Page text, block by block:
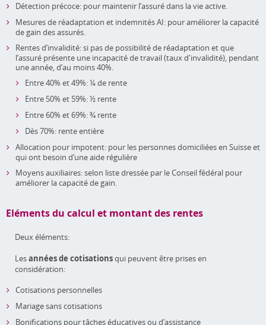
Détection précoce: pour maintenir l’assuré dans la vie active.
Mesures de réadaptation et indemnités AI: pour améliorer la capacité
de gain des assurés.
Rentes d’invalidité: si pas de possibilité de réadaptation et que
l’assuré présente une incapacité de travail (taux d'invalidité), pendant
une année, d’au moins 40%.
Entre 40% et 49%: ¼ de rente
Entre 50% et 59%: ½ rente
Entre 60% et 69%: ¾ rente
Dès 70%: rente entière
Allocation pour impotent: pour les personnes domiciliées en Suisse et
qui ont besoin d’une aide régulière
Moyens auxiliaires: selon liste dressée par le Conseil fédéral pour
améliorer la capacité de gain.
Eléments du calcul et montant des rentes
Deux éléments:
Lesannées de cotisationsqui peuvent être prises en
considération:
Cotisations personnelles
Mariage sans cotisations
Bonifications pour tâches éducatives ou d’assistance